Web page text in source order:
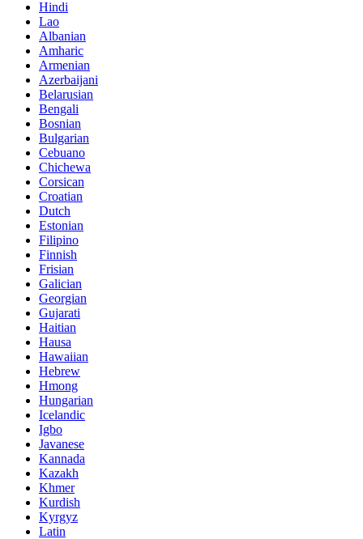
Hindi
Lao
Albanian
Amharic
Armenian
Azerbaijani
Belarusian
Bengali
Bosnian
Bulgarian
Cebuano
Chichewa
Corsican
Croatian
Dutch
Estonian
Filipino
Finnish
Frisian
Galician
Georgian
Gujarati
Haitian
Hausa
Hawaiian
Hebrew
Hmong
Hungarian
Icelandic
Igbo
Javanese
Kannada
Kazakh
Khmer
Kurdish
Kyrgyz
Latin